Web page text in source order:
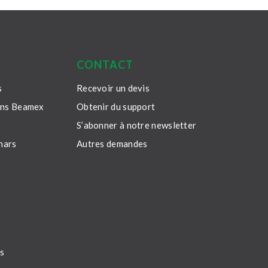
Beamex
CONTACT
Recevoir un devis
Obtenir du support
S’abonner à notre newsletter
Autres demandes